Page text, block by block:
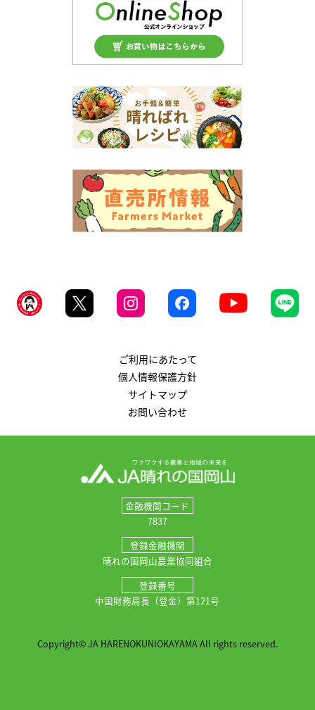
ご利用にあたって
個人情報保護方針
サイトマップ
お問い合わせ
金融機関コード
7837
登録金融機関
晴れの国岡山農業協同組合
登録番号
中国財務局長（登金）第121号
Copyright© JA HARENOKUNIOKAYAMA All rights reserved.